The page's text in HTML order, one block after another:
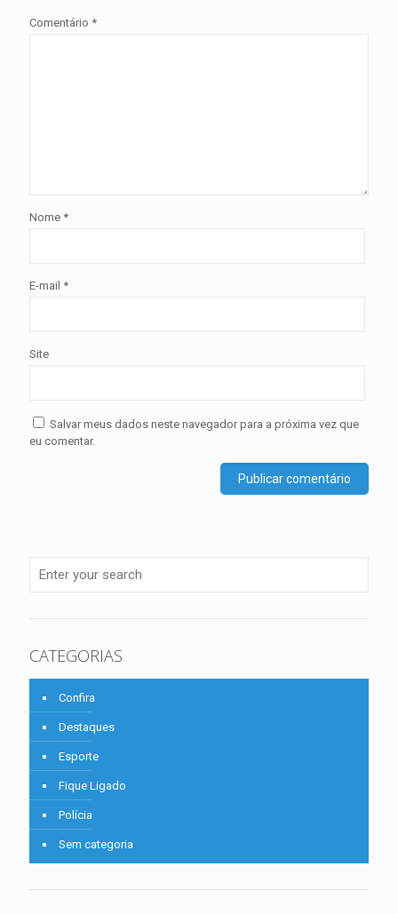
Comentário *
Nome *
E-mail *
Site
Salvar meus dados neste navegador para a próxima vez que
eu comentar.
CATEGORIAS
Confira
Destaques
Esporte
Fique Ligado
Polícia
Sem categoria